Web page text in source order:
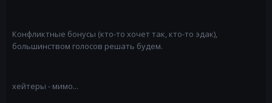
Конфликтные бонусы (кто-то хочет так, кто-то эдак),
большинством голосов решать будем.
хейтеры - мимо...